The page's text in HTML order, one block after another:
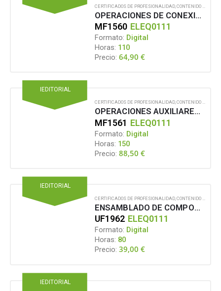
CERTIFICADOS DE PROFESIONALIDAD CONTENIDO EN FORMATO DIGITAL
OPERACIONES DE CONEXIONADO EN EL MONTAJE DE EQUIPOS ELÉCTRICOS Y ELECTRÓNICOS
MF1560 ELEQ0111
Formato: Digital
Horas: 110
Precio: 64,90€
IEDITORIAL
CERTIFICADOS DE PROFESIONALIDAD,CONTENIDO EN FORMATO DIGITAL
OPERACIONES AUXILIARES EN EL MANTENIMIENTO DE EQUIPOS ELÉCTRICOS Y ELECTRÓNICOS
MF1561 ELEQ0111
Formato: Digital
Horas: 150
Precio: 88,50€
IEDITORIAL
CERTIFICADOS DE PROFESIONALIDAD CONTENIDO EN FORMATO DIGITAL
ENSAMBLADO DE COMPONENTES DE EQUIPOS ELÉCTRICOS Y ELECTRÓNICOS
UF1962 ELEQ0111
Formato: Digital
Horas: 80
Precio: 39,00€
IEDITORIAL